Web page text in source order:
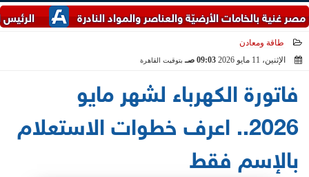
الرئيس السيسي
الأرضيّة والعناصر والمواد النادرة
طاقة ومعادن
الإثنين، 11 مايو 2026
09:03 صـ بتوقيت القاهرة
فاتورة الكهرباء لشهر مايو
2026.. اعرف خطوات الاستعلام
بالإسم فقط